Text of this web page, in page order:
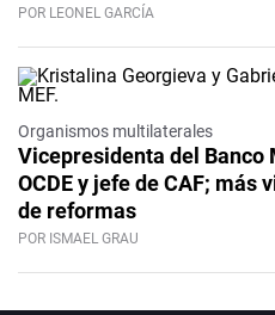
POR LEONEL GARCÍA
Organismos multilaterales
Vicepresidenta del Banco
OCDE y jefe de CAF; más
de reformas
POR ISMAEL GRAU